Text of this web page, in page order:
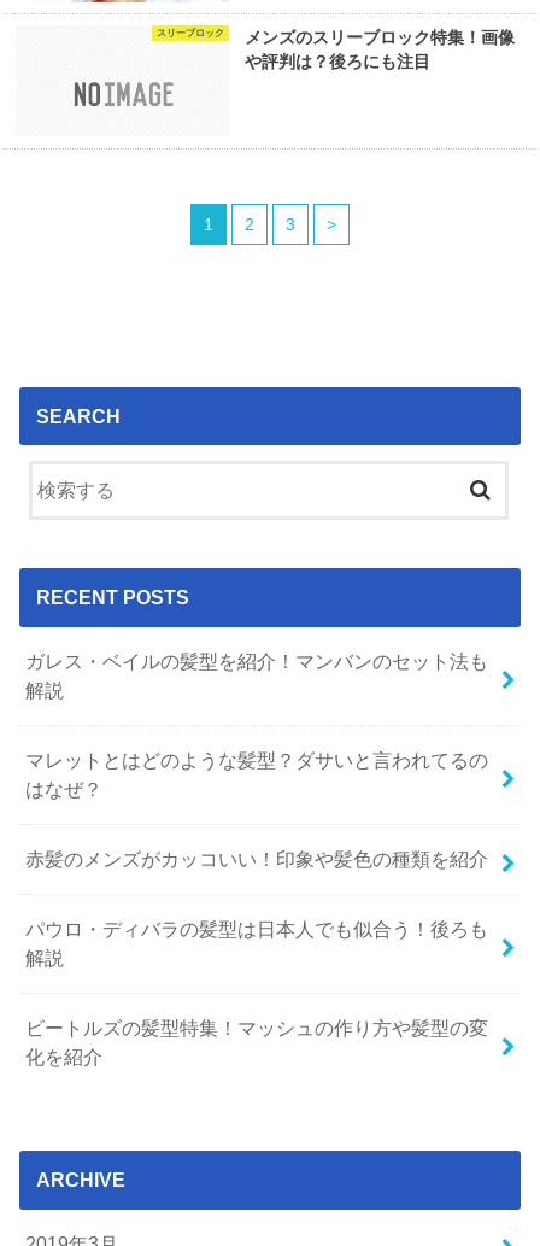
スリーブロック
メンズのスリーブロック特集！画像
や評判は？後ろにも注目
1 2 3 >
SEARCH
RECENT POSTS
ガレス・ベイルの髪型を紹介！マンバンのセット法も
解説
マレットとはどのような髪型？ダサいと言われてるの
はなぜ？
赤髪のメンズがカッコいい！印象や髪色の種類を紹介
パウロ・ディバラの髪型は日本人でも似合う！後ろも
解説
ビートルズの髪型特集！マッシュの作り方や髪型の変
化を紹介
ARCHIVE